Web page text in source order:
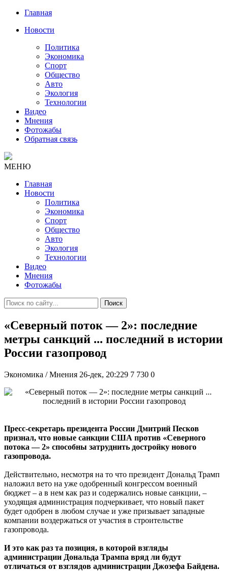
Главная
Новости
Политика
Экономика
Спорт
Общество
Авто
Экология
Технологии
Видео
Мнения
Фотожабы
Обратная связь
МЕНЮ
Главная
Новости
Политика
Экономика
Спорт
Общество
Авто
Экология
Технологии
Видео
Мнения
Фотожабы
Поиск
«Северный поток — 2»: последние
метры санкций ... последний в истории
России газопровод
Экономика / Мнения 26-дек, 20:229 7 730 0
Пресс-секретарь президента России Дмитрий Песков
признал, что новые санкции США против «Северного
потока — 2» способны затруднить достройку нового
газопровода.
Действительно, несмотря на то что президент Дональд Трамп
наложил вето на уже одобренный конгрессом военный
бюджет – а в нем как раз и содержались новые санкции, –
уходящая администрация подчеркивает, что новый пакет
будет одобрен в любом случае и уже призывает западные
компании воздержаться от участия в строительстве
газопровода.
И это как раз та позиция, в которой взгляды
администрации Дональда Трампа вряд ли будут
отличаться от взглядов администрации Джозефа Байдена.